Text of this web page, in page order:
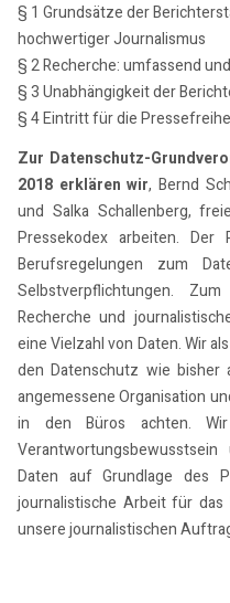
§ 1 Grundsätze der
hochwertiger Journalismus
§ 2 Recherche: umfassend
§ 3 Unabhängigkeit der
§ 4 Eintritt für die
Zur Datenschutz-
2018 erklären wir, Bernd
und Salka Schallenberg,
Pressekodex arbeiten. Der
Berufsregelungen zum
Selbstverpflichtungen.
Recherche und
eine Vielzahl von Daten. Wir
den Datenschutz wie bisher
angemessene Organisation
in den Büros achten. Wir
Daten auf Grundlage des
journalistische Arbeit für
unsere journalistischen